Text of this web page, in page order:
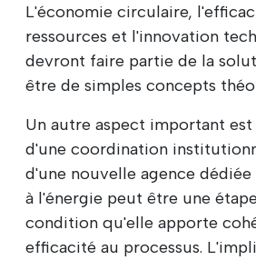
L'économie circulaire,
ressources et l'innovation
devront faire partie de la
être de simples concepts
Un autre aspect important est
d'une coordination
d'une nouvelle agence
à l'énergie peut être une
condition qu'elle apporte
efficacité au processus.